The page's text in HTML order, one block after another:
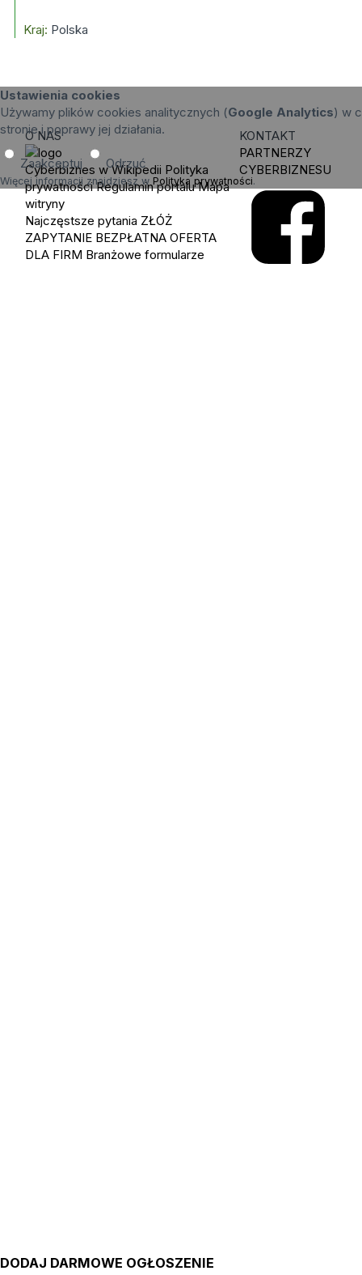
Kraj: Polska
DODAJ DARMOWE OGŁOSZENIE
Ustawienia cookies
Używamy plików cookies analitycznych (Google Analytics) w
stronie i poprawy jej działania.
Zaakceptuj Odrzuć
Więcej informacji znajdziesz w Polityka prywatności.
O NAS
Cyberbiznes w Wikipedii Polityka
prywatności Regulamin portalu Mapa
witryny
Najczęstsze pytania ZŁÓŻ
ZAPYTANIE BEZPŁATNA OFERTA
DLA FIRM Branżowe formularze
KONTAKT
PARTNERZY
CYBERBIZNESU